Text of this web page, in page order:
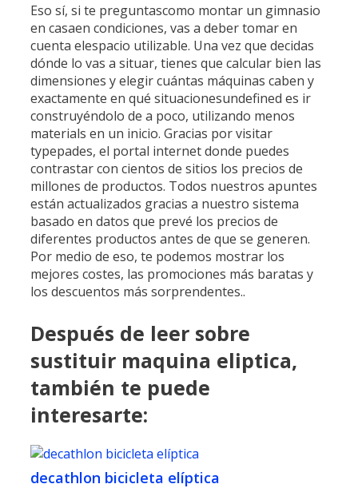
Eso sí, si te preguntascomo montar un gimnasio
en casaen condiciones, vas a deber tomar en
cuenta elespacio utilizable. Una vez que decidas
dónde lo vas a situar, tienes que calcular bien las
dimensiones y elegir cuántas máquinas caben y
exactamente en qué situacionesundefined es ir
construyéndolo de a poco, utilizando menos
materials en un inicio. Gracias por visitar
typepades, el portal internet donde puedes
contrastar con cientos de sitios los precios de
millones de productos. Todos nuestros apuntes
están actualizados gracias a nuestro sistema
basado en datos que prevé los precios de
diferentes productos antes de que se generen.
Por medio de eso, te podemos mostrar los
mejores costes, las promociones más baratas y
los descuentos más sorprendentes..
Después de leer sobre
sustituir maquina eliptica,
también te puede
interesarte:
decathlon bicicleta elíptica